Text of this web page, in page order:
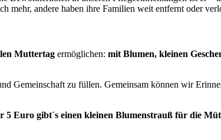
mehr, andere haben ihre Familien weit entfernt oder
Muttertag ermöglichen: mit Blumen, kleinen
Gemeinschaft zu füllen. Gemeinsam können wir
Euro gibt´s einen kleinen Blumenstrauß für die